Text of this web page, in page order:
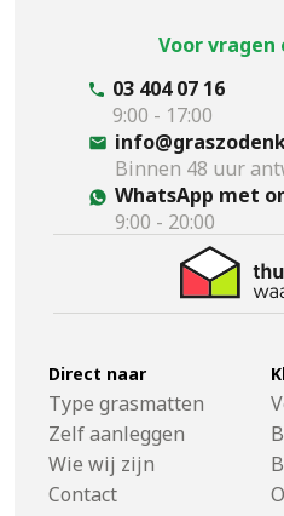
Voor
03 404 07 16
9:00 - 17:00
Binnen 48 uur
WhatsApp met
9:00 - 20:00
Direct naar
Type grasmatten
Zelf aanleggen
Wie wij zijn
Contact